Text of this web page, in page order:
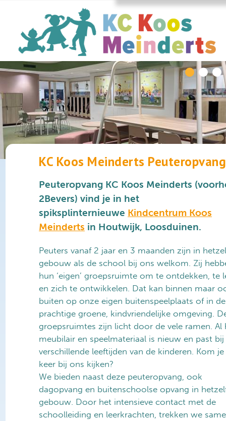
KC Koos Meinderts Peuteropvang
Peuteropvang KC Koos Meinderts
2Bevers) vind je in het
spiksplinternieuwe Kindcentrum Koos
Meinderts in Houtwijk, Loosduinen.
Peuters vanaf 2 jaar en 3 maanden zijn in
gebouw als de school bij ons welkom. Zij
hun ‘eigen’ groepsruimte om te ontdekken, te
en zich te ontwikkelen. Dat kan binnen maar
buiten op onze eigen buitenspeelplaats of in de
prachtige groene, kindvriendelijke omgeving.
groepsruimtes zijn licht door de vele ramen. Al
meubilair en speelmateriaal is nieuw en past bij
verschillende leeftijden van de kinderen. Kom je
keer bij ons kijken?
We bieden naast deze peuteropvang, ook
dagopvang en buitenschoolse opvang in
gebouw. Door het intensieve contact met de
schoolleiding en leerkrachten, trekken we